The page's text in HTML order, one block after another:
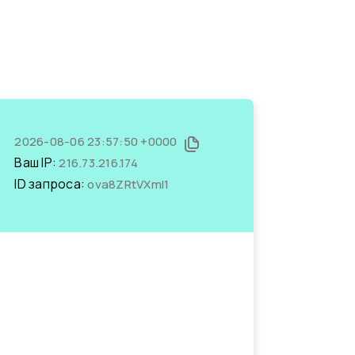
2026-08-06 23:57:50 +0000
Ваш IP:216.73.216.174
ID запроса:ova8ZRtVXmI1